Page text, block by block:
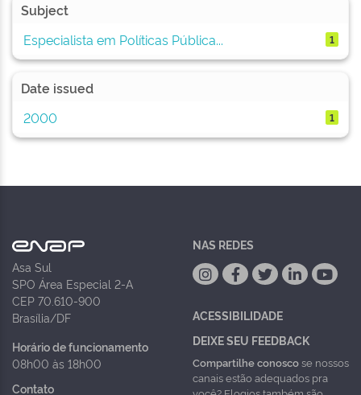
Subject
Especialista em Políticas Pública...
1
Date issued
2000
1
Asa Sul
SPO Área Especial 2-A
CEP 70.610-900
Brasília/DF
Horário de funcionamento
08h00 às 18h00
Contato
NAS REDES
ACESSIBILIDADE
DEIXE SEU FEEDBACK
Compartilhe conoscose nossos
canais estão adequados pra